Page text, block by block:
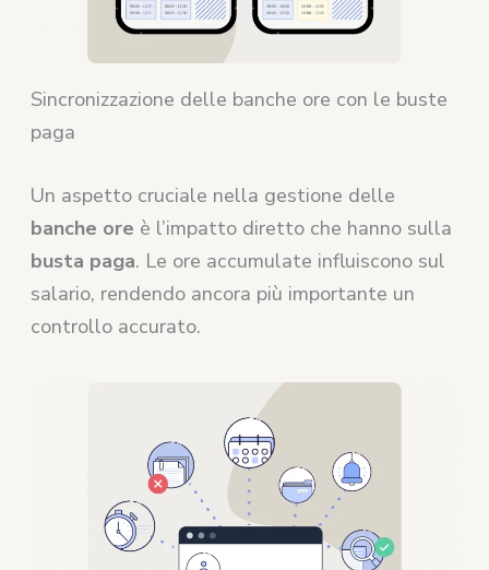
Sincronizzazione delle banche ore con le buste
paga
Un aspetto cruciale nella gestione delle
banche ore è l’impatto diretto che hanno sulla
busta paga. Le ore accumulate influiscono sul
salario, rendendo ancora più importante un
controllo accurato.